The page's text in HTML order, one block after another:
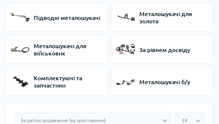
Підводні металошукачі
Металошукачі для
золота
Металошукачі для
військових
За рівнем досвіду
Комплектуючі та
запчастини
Металошукачі б/у